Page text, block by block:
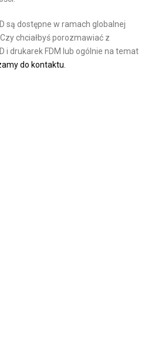
są dostępne w ramach globalnej
chciałbyś porozmawiać z
i drukarek FDM lub ogólnie na temat
do kontaktu.